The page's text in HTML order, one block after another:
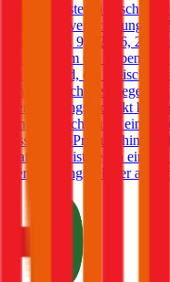
Die Oberösterreichische
Haftpflichtversicherung die
von € 7,79, 9, 12, 16, 20
25. und dem 69.
Stufe 0 sind, ein
einen Freischaden gegen
Versicherungsprodukt kann
Unfallversicherung, eine
Assistance-Produkt
Haftpflicht ist gegen einen
Versicherungsnehmer ab